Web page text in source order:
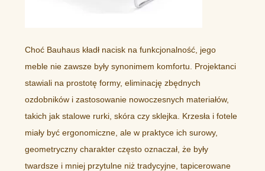
Choć Bauhaus kładł nacisk na funkcjonalność, jego
meble nie zawsze były synonimem komfortu. Projektanci
stawiali na prostotę formy, eliminację zbędnych
ozdobników i zastosowanie nowoczesnych materiałów,
takich jak stalowe rurki, skóra czy sklejka. Krzesła i fotele
miały być ergonomiczne, ale w praktyce ich surowy,
geometryczny charakter często oznaczał, że były
twardsze i mniej przytulne niż tradycyjne, tapicerowane